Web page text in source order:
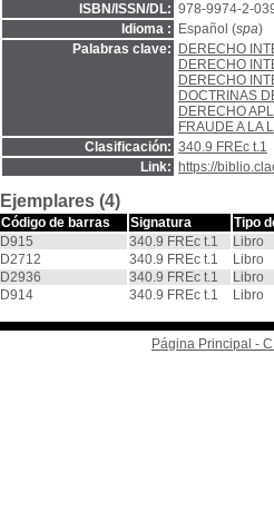
ISBN/ISSN/DL: 978-9974-2-
Idioma :
Español (spa)
Palabras clave:
DERECHO
DERECHO
DERECHO
DOCTRINAS
DERECHO
FRAUDE A LA
Clasificación: 340.9 FREc t.1
Link:
https://
Ejemplares (4)
Código de barras Signatura
Tipo
D915
340.9 FREc t.1
Libro
D2712
340.9 FREc t.1
Libro
D2936
340.9 FREc t.1
Libro
D914
340.9 FREc t.1 Libro
Página Principal -